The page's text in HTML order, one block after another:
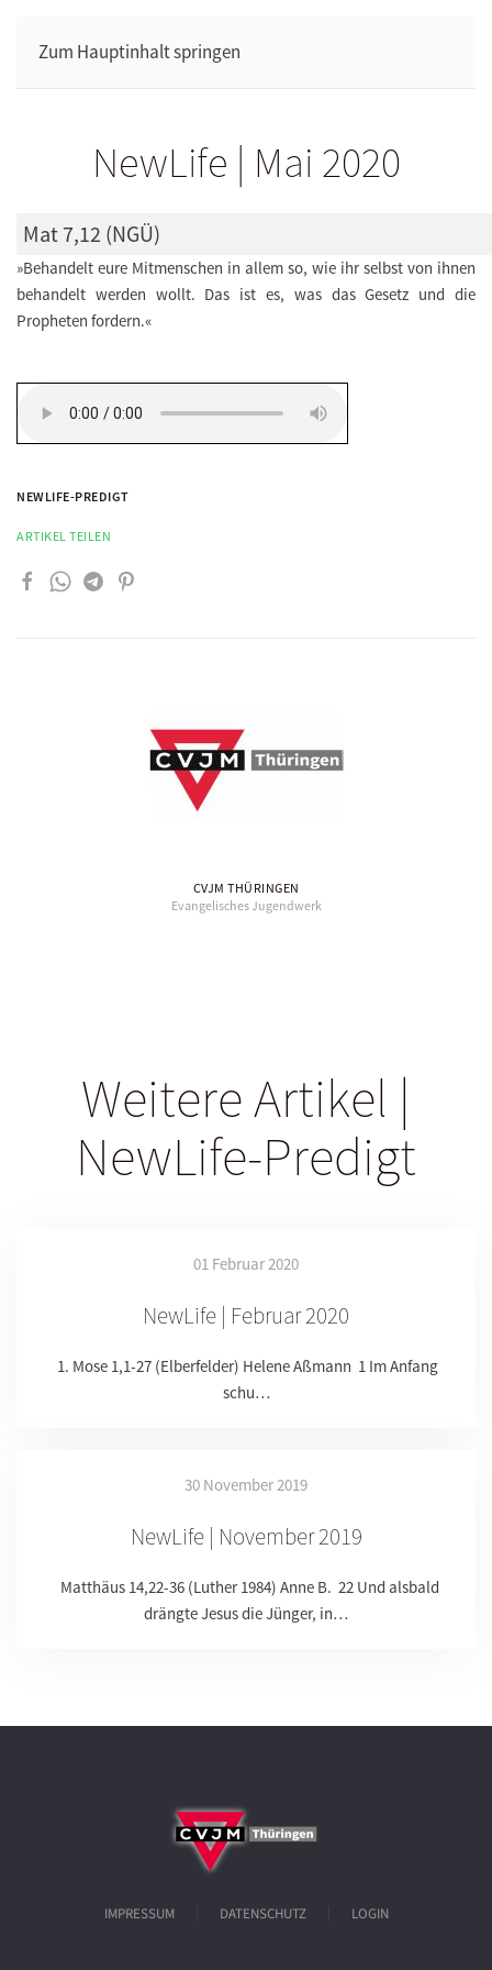
Zum Hauptinhalt springen
NewLife | Mai 2020
Mat 7,12 (NGÜ)
»Behandelt eure Mitmenschen in allem so, wie ihr selbst von ihnen
behandelt werden wollt. Das ist es, was das Gesetz und die
Propheten fordern.«
NEWLIFE-PREDIGT
ARTIKEL TEILEN
CVJM THÜRINGEN
Evangelisches Jugendwerk
Weitere Artikel |
NewLife-Predigt
01 Februar 2020
NewLife | Februar 2020
1. Mose 1,1-27 (Elberfelder) Helene Aßmann 1 Im Anfang
schu…
30 November 2019
NewLife | November 2019
Matthäus 14,22-36 (Luther 1984) Anne B. 22 Und alsbald
drängte Jesus die Jünger, in…
IMPRESSUM DATENSCHUTZ LOGIN